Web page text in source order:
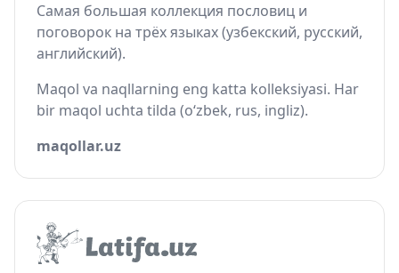
Самая большая коллекция пословиц и
поговорок на трёх языках (узбекский, русский,
английский).
Maqol va naqllarning eng katta kolleksiyasi. Har
bir maqol uchta tilda (o‘zbek, rus, ingliz).
maqollar.uz